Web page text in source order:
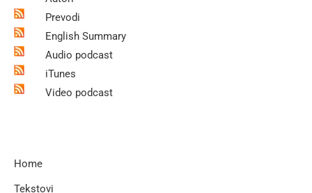
Prevodi
English Summary
Audio podcast
iTunes
Video podcast
Home
Tekstovi